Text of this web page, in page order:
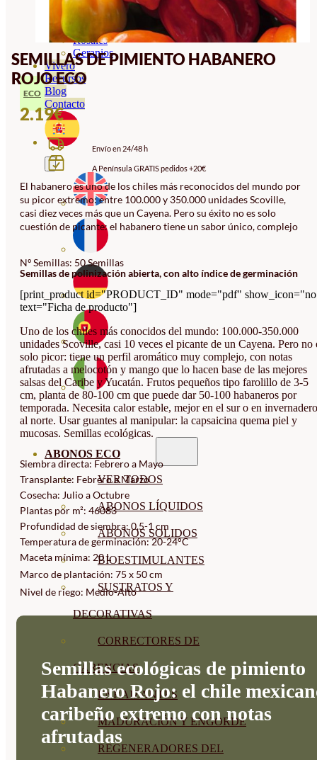
Ornamentales
Hortensias
Rosales
Geranios
Vivero
Recursos
Blog
Contacto
ABONOS ECO
VER TODOS
ABONOS LÍQUIDOS
ABONOS SOLIDOS
BIOESTIMULANTES
SUSTRATOS Y
DECORATIVAS
CORRECTORES DE
CARENCIAS
ENRAIZANTES
MADURACIÓN Y ENGORDE
REGENERADORES DEL
SEMILLAS DE PIMIENTO HABANERO
ROJO ECO
ECO
2.19€
Envío en 24/48 h
A Península GRATIS pedidos +20€
El habanero es uno de los chiles más reconocidos del mundo por
su picor extremo: entre 100.000 y 350.000 unidades Scoville,
casi diez veces más que un Cayena. Pero su éxito no es solo
cuestión de picante: el habanero tiene un sabor único, complejo
Nº Semillas: 50 Semillas
Semillas de polinización abierta, con alto índice de germinación
[print_product id="PRODUCT_ID" mode="pdf"
text="Ficha de producto"]
Uno de los chiles más conocidos del mundo: 100.000-350.000
unidades Scoville, casi 10 veces el picante de un Cayena. Pero no
solo picor: tiene un perfil aromático muy complejo, con notas
afrutadas a melocotón y mango que lo hacen base de las mejores
salsas del Caribe y Yucatán. Frutos pequeños tipo farolillo de 3-5
cm, planta de 80-100 cm que puede dar 50-100 habaneros por
temporada. Necesita calor estable, mejor en el sur o en invernadero
al norte. Usar guantes al manipular: la capsaicina quema piel y
mucosas. Semillas ecológicas.
Siembra directa: Febrero a Mayo
Transplante: Febrero a Marzo
Cosecha: Julio a Octubre
Plantas por m²: 46083
Profundidad de siembra: 0,5-1 cm
Temperatura de germinación: 20-24°C
Maceta mínima: 20 L
Marco de plantación: 75 x 50 cm
Nivel de riego: Medio-Alto
Semillas ecológicas de pimiento
Habanero Rojo: el chile
caribeño extremo con notas
afrutadas